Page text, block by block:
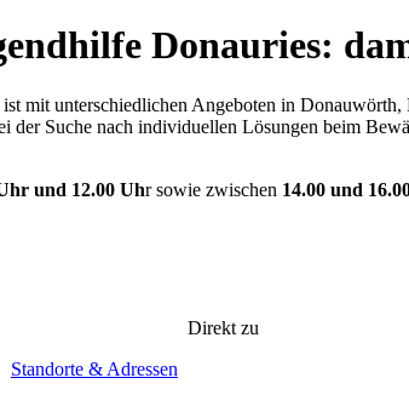
Donauries:
mit unterschiedlichen Angeboten in
Suche nach individuellen Lösungen beim
und 12.00 Uhr sowie zwischen 14.00 und
Direkt zu
Standorte & Adressen